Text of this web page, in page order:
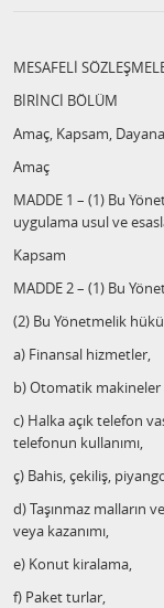
MESAFELİ
BİRİNCİ BÖLÜM
Amaç, Kapsam,
Amaç
MADDE 1 – (1) Bu
uygulama usul ve
Kapsam
MADDE 2 – (1) Bu
(2) Bu Yönetmelik
a) Finansal hizmetler,
b) Otomatik makineler
c) Halka açık telefon
telefonun kullanımı,
ç) Bahis, çekiliş,
d) Taşınmaz malların
veya kazanımı,
e) Konut kiralama,
f) Paket turlar,